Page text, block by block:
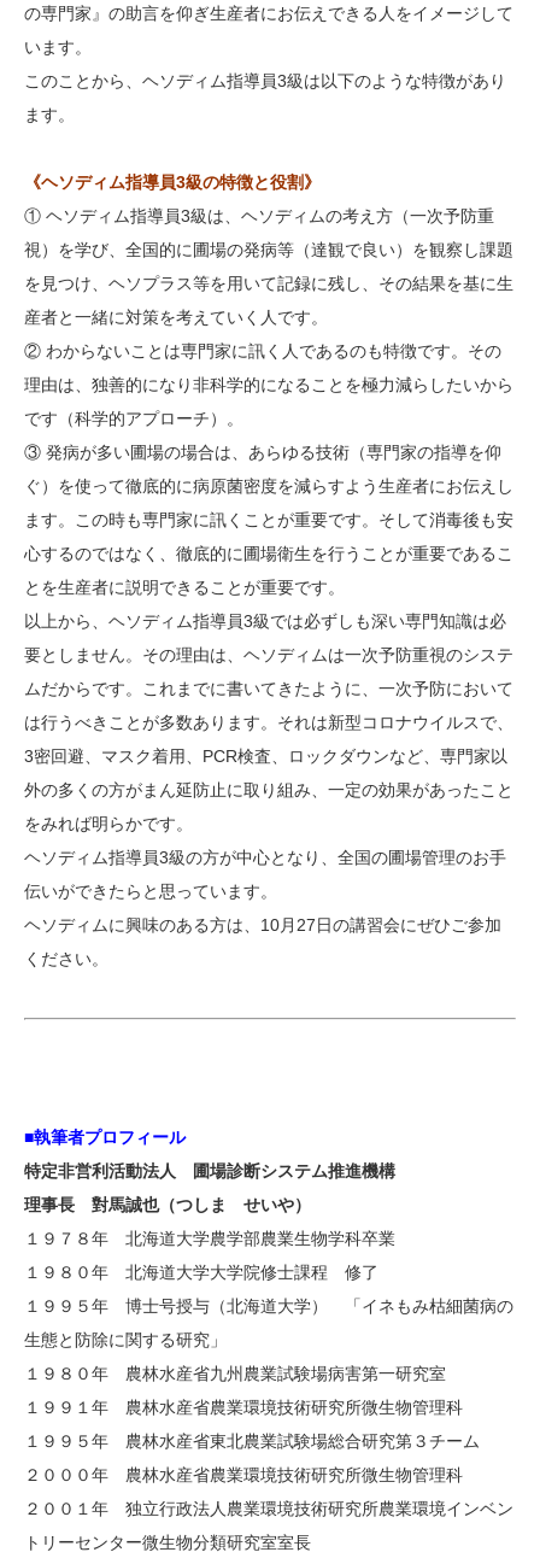
の専門家』の助言を仰ぎ生産者にお伝えできる人をイメージして
います。
このことから、ヘソディム指導員3級は以下のような特徴があり
ます。
《ヘソディム指導員3級の特徴と役割》
① ヘソディム指導員3級は、ヘソディムの考え方（一次予防重
視）を学び、全国的に圃場の発病等（達観で良い）を観察し課題
を見つけ、ヘソプラス等を用いて記録に残し、その結果を基に生
産者と一緒に対策を考えていく人です。
② わからないことは専門家に訊く人であるのも特徴です。その
理由は、独善的になり非科学的になることを極力減らしたいから
です（科学的アプローチ）。
③ 発病が多い圃場の場合は、あらゆる技術（専門家の指導を仰
ぐ）を使って徹底的に病原菌密度を減らすよう生産者にお伝えし
ます。この時も専門家に訊くことが重要です。そして消毒後も安
心するのではなく、徹底的に圃場衛生を行うことが重要であるこ
とを生産者に説明できることが重要です。
以上から、ヘソディム指導員3級では必ずしも深い専門知識は必
要としません。その理由は、ヘソディムは一次予防重視のシステ
ムだからです。これまでに書いてきたように、一次予防において
は行うべきことが多数あります。それは新型コロナウイルスで、
3密回避、マスク着用、PCR検査、ロックダウンなど、専門家以
外の多くの方がまん延防止に取り組み、一定の効果があったこと
をみれば明らかです。
ヘソディム指導員3級の方が中心となり、全国の圃場管理のお手
伝いができたらと思っています。
ヘソディムに興味のある方は、10月27日の講習会にぜひご参加
ください。
■執筆者プロフィール
特定非営利活動法人 圃場診断システム推進機構
理事長 對馬誠也（つしま せいや）
１９７８年 北海道大学農学部農業生物学科卒業
１９８０年 北海道大学大学院修士課程 修了
１９９５年 博士号授与（北海道大学） 「イネもみ枯細菌病の
生態と防除に関する研究」
１９８０年 農林水産省九州農業試験場病害第一研究室
１９９１年 農林水産省農業環境技術研究所微生物管理科
１９９５年 農林水産省東北農業試験場総合研究第３チーム
２０００年 農林水産省農業環境技術研究所微生物管理科
２００１年 独立行政法人農業環境技術研究所農業環境インベン
トリーセンター微生物分類研究室室長